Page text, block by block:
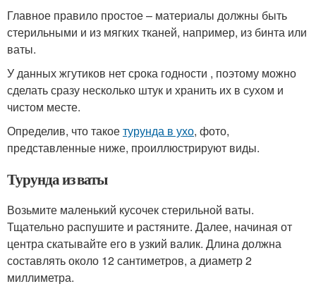
Главное правило простое – материалы должны быть
стерильными и из мягких тканей, например, из бинта или
ваты.
У данных жгутиков нет срока годности , поэтому можно
сделать сразу несколько штук и хранить их в сухом и
чистом месте.
Определив, что такоетурунда в ухо, фото,
представленные ниже, проиллюстрируют виды.
Турунда из ваты
Возьмите маленький кусочек стерильной ваты.
Тщательно распушите и растяните. Далее, начиная от
центра скатывайте его в узкий валик. Длина должна
составлять около 12 сантиметров, а диаметр 2
миллиметра.